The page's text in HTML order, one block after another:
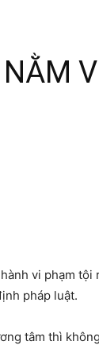
vi phạm
pháp luật.
tâm thì